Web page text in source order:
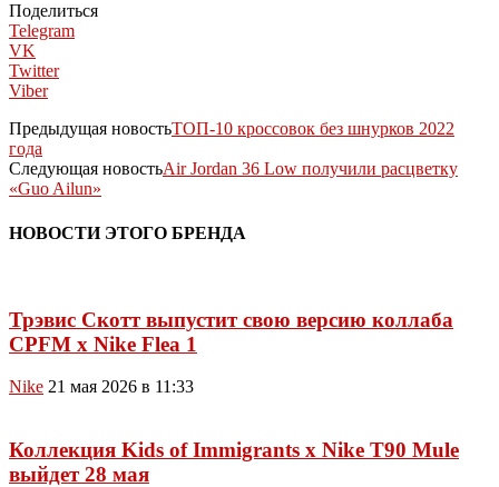
Поделиться
Telegram
VK
Twitter
Viber
Предыдущая новостьТОП-10 кроссовок без шнурков 2022
года
Следующая новостьAir Jordan 36 Low получили расцветку
«Guo Ailun»
НОВОСТИ ЭТОГО БРЕНДА
Трэвис Скотт выпустит свою версию коллаба
CPFM x Nike Flea 1
Nike 21 мая 2026 в 11:33
Коллекция Kids of Immigrants x Nike T90 Mule
выйдет 28 мая